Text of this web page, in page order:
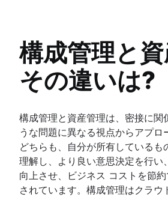
変更管理ツール
HR の自動化
人事プロセスの改善
データ ガバナンス
人事ナレッジ マネジメ
人事ワークフローの自
IT 指標とレポート
SLA: 何を、なぜ、どのよ
最初の連絡での解決が重要
ヘルプ デスク
DevOps のアプローチで
対話型チケット
Jira Service
メール サポートからの移行
サービス カタログ
仮想エージェントとは
IT 資産管理
概要
構成管理データベース
構成管理と資産管理の比較
資産追跡
ハードウェア資産管理
資産管理ライフサイクル
インシデント管理
概要
構成管理と
その違いは?
構成管理と資産管理は、密接に関
うな問題に異なる視点からアプロ
どちらも、自分が所有しているも
理解し、より良い意思決定を行い
向上させ、ビジネス コストを節
されています。構成管理はクラウ